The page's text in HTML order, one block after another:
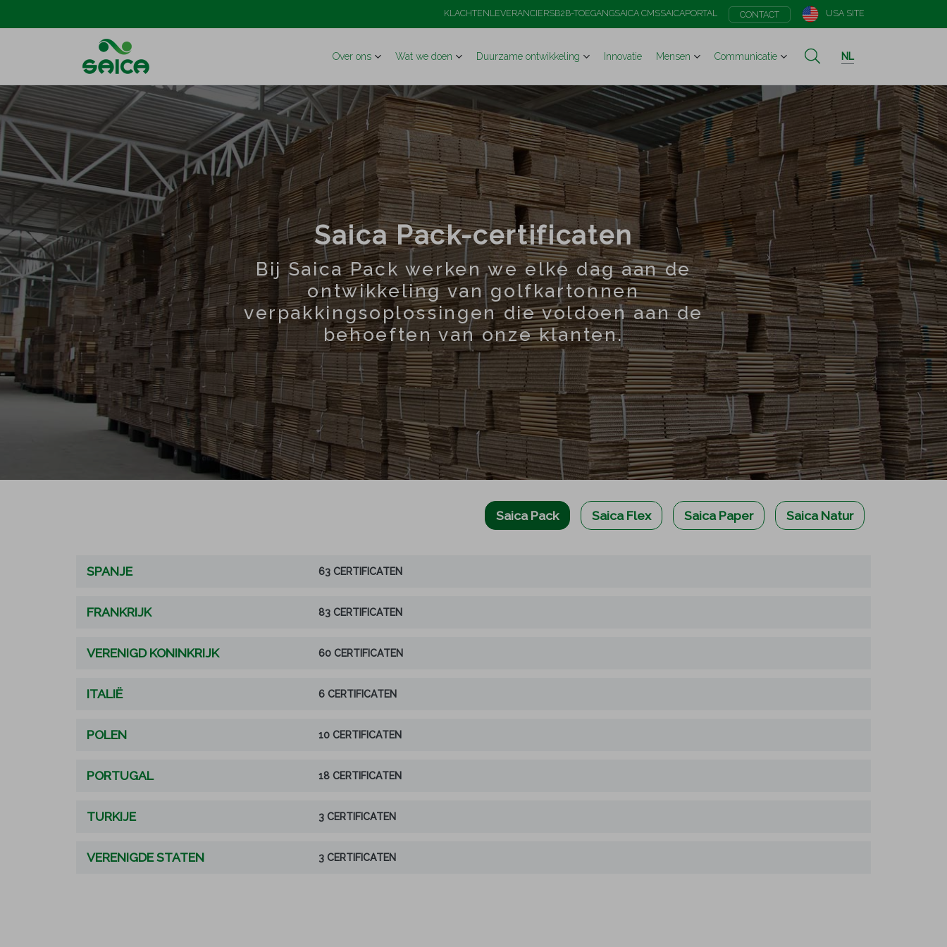
KLACHTENLEVERANCIERSB2B-TOEGANGSAICA CMSSAICAPORTAL CONTACT USA SITE
Over ons Wat we doen Duurzame ontwikkeling Innovatie Mensen Communicatie NL
Saica Pack-certificaten
Bij Saica Pack werken we elke dag aan de
ontwikkeling van golfkartonnen
verpakkingsoplossingen die voldoen aan de
behoeften van onze klanten.
Saica Pack Saica Flex Saica Paper Saica Natur
SPANJE 63 CERTIFICATEN
FRANKRIJK 83 CERTIFICATEN
VERENIGD KONINKRIJK 60 CERTIFICATEN
ITALIË 6 CERTIFICATEN
POLEN 10 CERTIFICATEN
PORTUGAL 18 CERTIFICATEN
TURKIJE 3 CERTIFICATEN
VERENIGDE STATEN 3 CERTIFICATEN